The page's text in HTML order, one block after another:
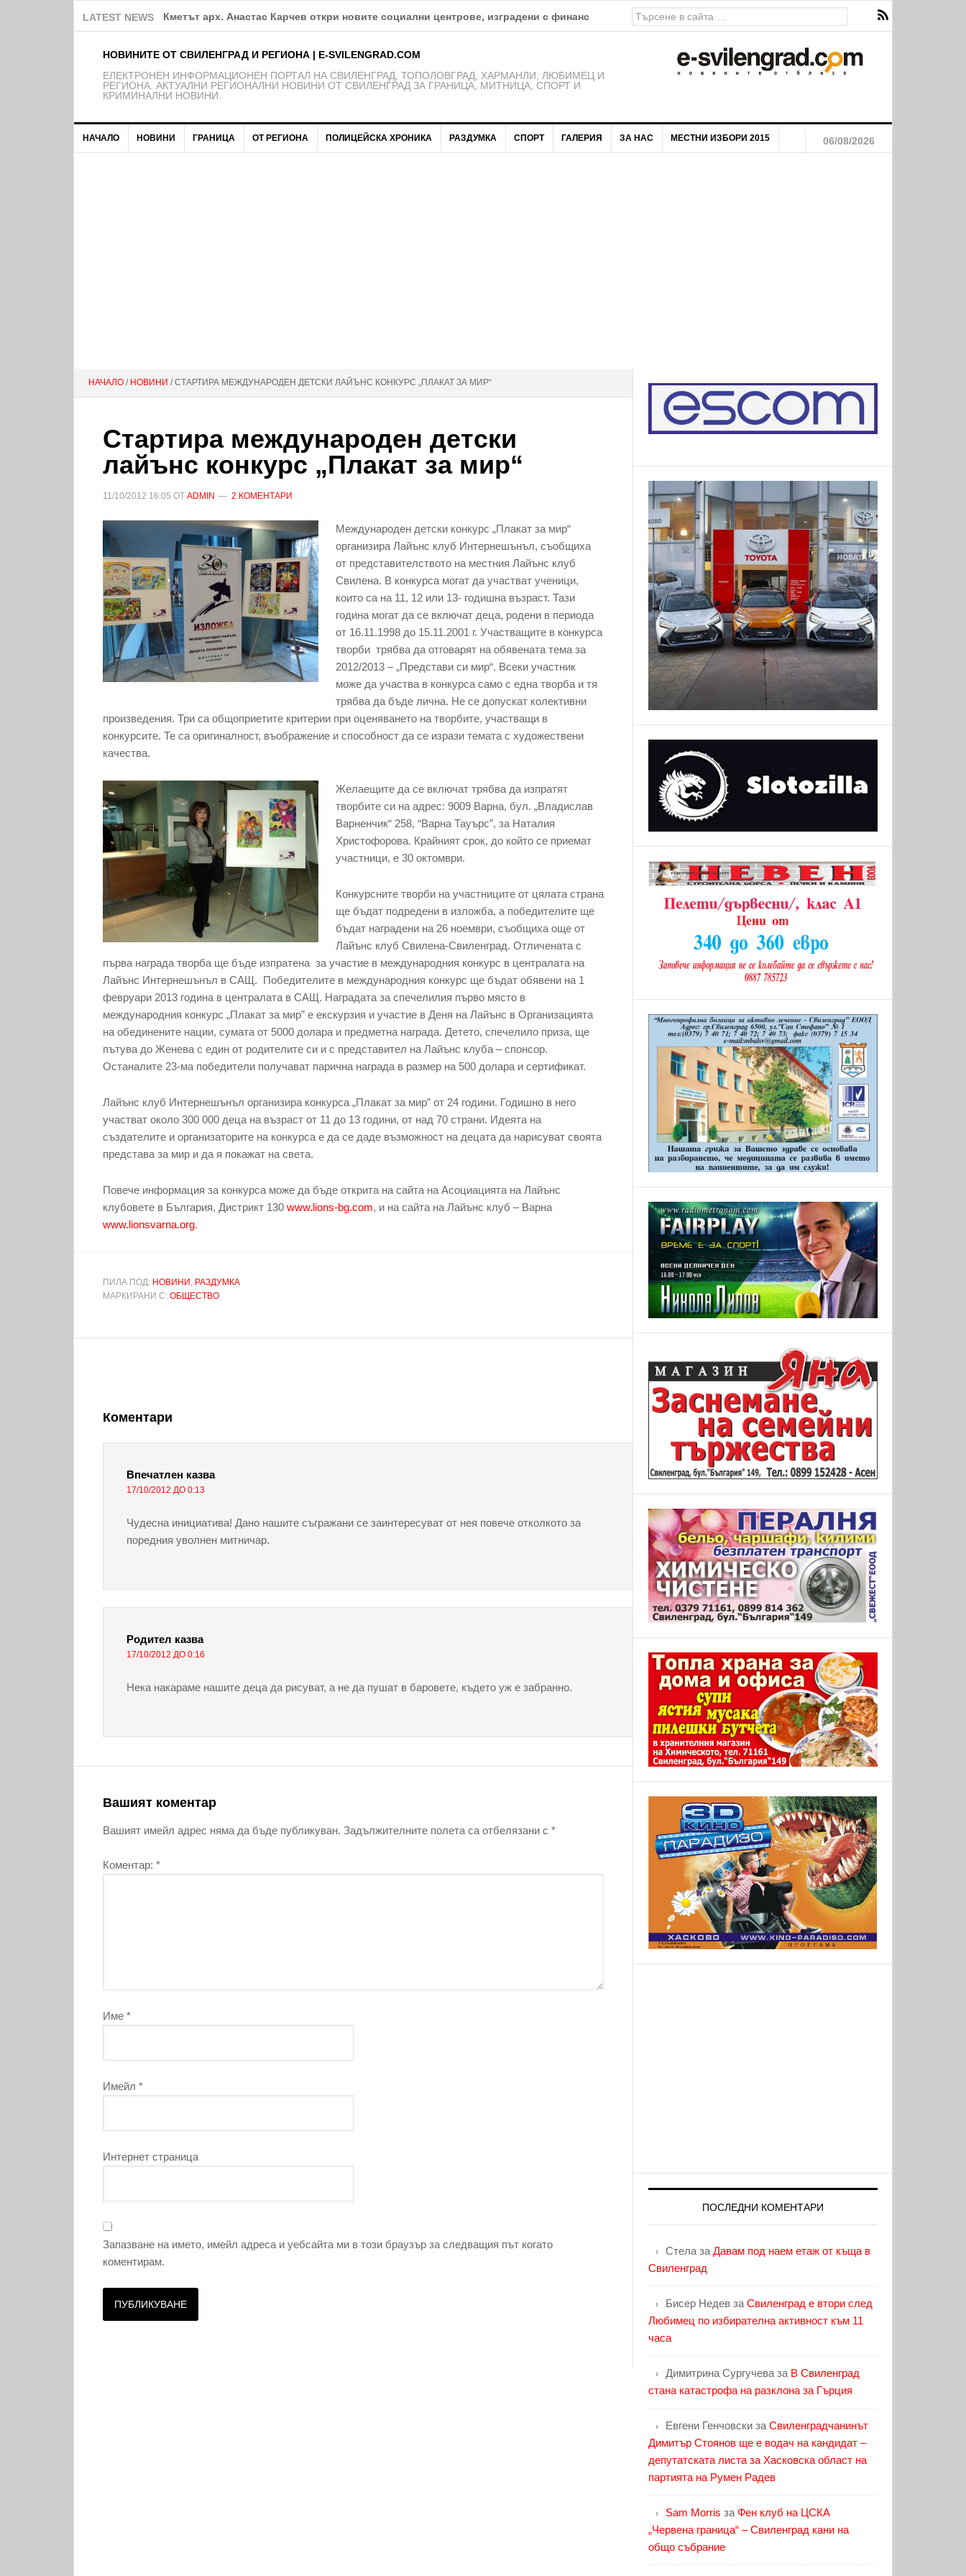
LATEST NEWS Кметът арх. Анастас Карчев откри новите социални центрове, изградени с финансиране по Националния план за възстановяване и устойчивост/видео,
НОВИНИТЕ ОТ СВИЛЕНГРАД И РЕГИОНА | E-SVILENGRAD.COM
EЛЕКТРОНЕН ИНФОРМАЦИОНЕН ПОРТАЛ НА СВИЛЕНГРАД, ТОПОЛОВГРАД, ХАРМАНЛИ, ЛЮБИМЕЦ И
РЕГИОНА. АКТУАЛНИ РЕГИОНАЛНИ НОВИНИ ОТ СВИЛЕНГРАД ЗА ГРАНИЦА, МИТНИЦА, СПОРТ И
КРИМИНАЛНИ НОВИНИ.
НАЧАЛО НОВИНИ ГРАНИЦА ОТ РЕГИОНА ПОЛИЦЕЙСКА ХРОНИКА РАЗДУМКА СПОРТ ГАЛЕРИЯ ЗА НАС МЕСТНИ ИЗБОРИ 2015 06/08/2026
НАЧАЛО / НОВИНИ / СТАРТИРА МЕЖДУНАРОДЕН ДЕТСКИ ЛАЙЪНС КОНКУРС „ПЛАКАТ ЗА МИР“
Стартира международен детски
лайънс конкурс „Плакат за мир“
11/10/2012 16:05 ОТ ADMIN 2 КОМЕНТАРИ
Международен детски конкурс „Плакат за мир“
организира Лайънс клуб Интернешънъл, съобщиха
от представителството на местния Лайънс клуб
Свилена. В конкурса могат да участват ученици,
които са на 11, 12 или 13- годишна възраст. Тази
година могат да се включат деца, родени в периода
от 16.11.1998 до 15.11.2001 г. Участващите в конкурса
творби трябва да отговарят на обявената тема за
2012/2013 – „Представи си мир“. Всеки участник
може да участва в конкурса само с една творба и тя
трябва да бъде лична. Не се допускат колективни
произведения. Три са общоприетите критерии при оценяването на творбите, участващи в
конкурсите. Те са оригиналност, въображение и способност да се изрази темата с художествени
качества.
Желаещите да се включат трябва да изпратят
творбите си на адрес: 9009 Варна, бул. „Владислав
Варненчик“ 258, “Варна Тауърс”, за Наталия
Христофорова. Крайният срок, до който се приемат
участници, е 30 октомври.
Конкурсните творби на участниците от цялата страна
ще бъдат подредени в изложба, а победителите ще
бъдат наградени на 26 ноември, съобщиха още от
Лайънс клуб Свилена-Свиленград. Отличената с
първа награда творба ще бъде изпратена за участие в международния конкурс в централата на
Лайънс Интернешънъл в САЩ. Победителите в международния конкурс ще бъдат обявени на 1
февруари 2013 година в централата в САЩ. Наградата за спечелилия първо място в
международния конкурс „Плакат за мир” е екскурзия и участие в Деня на Лайънс в Организацията
на обединените нации, сумата от 5000 долара и предметна награда. Детето, спечелило приза, ще
пътува до Женева с един от родителите си и с представител на Лайънс клуба – спонсор.
Останалите 23-ма победители получават парична награда в размер на 500 долара и сертификат.
Лайънс клуб Интернешънъл организира конкурса „Плакат за мир” от 24 години. Годишно в него
участват около 300 000 деца на възраст от 11 до 13 години, от над 70 страни. Идеята на
създателите и организаторите на конкурса е да се даде възможност на децата да нарисуват своята
представа за мир и да я покажат на света.
Повече информация за конкурса може да бъде открита на сайта на Асоциацията на Лайънс
клубовете в България, Дистрикт 130 www.lions-bg.com, и на сайта на Лайънс клуб – Варна
www.lionsvarna.org.
ПИЛА ПОД: НОВИНИ , РАЗДУМКА
МАРКИРАНИ С: ОБЩЕСТВО
Коментари
Впечатлен казва
17/10/2012 ДО 0:13
Чудесна инициатива! Дано нашите съгражани се заинтересуват от нея повече отколкото за
поредния уволнен митничар.
Родител казва
17/10/2012 ДО 0:16
Нека накараме нашите деца да рисуват, а не да пушат в баровете, където уж е забранно.
Вашият коментар
Вашият имейл адрес няма да бъде публикуван. Задължителните полета са отбелязани с *
Коментар: *
Име *
Имейл *
Интернет страница
Запазване на името, имейл адреса и уебсайта ми в този браузър за следващия път когато
коментирам.
ПОСЛЕДНИ КОМЕНТАРИ
Стела за Давам под наем етаж от къща в
Свиленград
Бисер Недев за Свиленград е втори след
Любимец по избирателна активност към 11
часа
Димитрина Сургучева за В Свиленград
стана катастрофа на разклона за Гърция
Евгени Генчовски за Свиленградчанинът
Димитър Стоянов ще е водач на кандидат –
депутатската листа за Хасковска област на
партията на Румен Радев
Sam Morris за Фен клуб на ЦСКА
„Червена граница“ – Свиленград кани на
общо събрание